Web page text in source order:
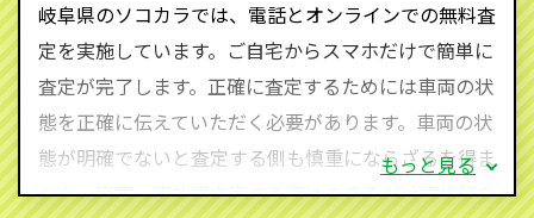
590-870）までお問い合わせ下さい。
査定・ご相談・見積もりはすべて無料で行います。安
心してお問い合わせください。
岐阜県のソコカラでは、電話とオンラインでの無料査
定を実施しています。ご自宅からスマホだけで簡単に
査定が完了します。正確に査定するためには車両の状
態を正確に伝えていただく必要があります。車両の状
態が明確でないと査定する側も慎重にならざるを得ま
せん。廃車・事故車査定する際はできるだけ車検証を
もっと見る